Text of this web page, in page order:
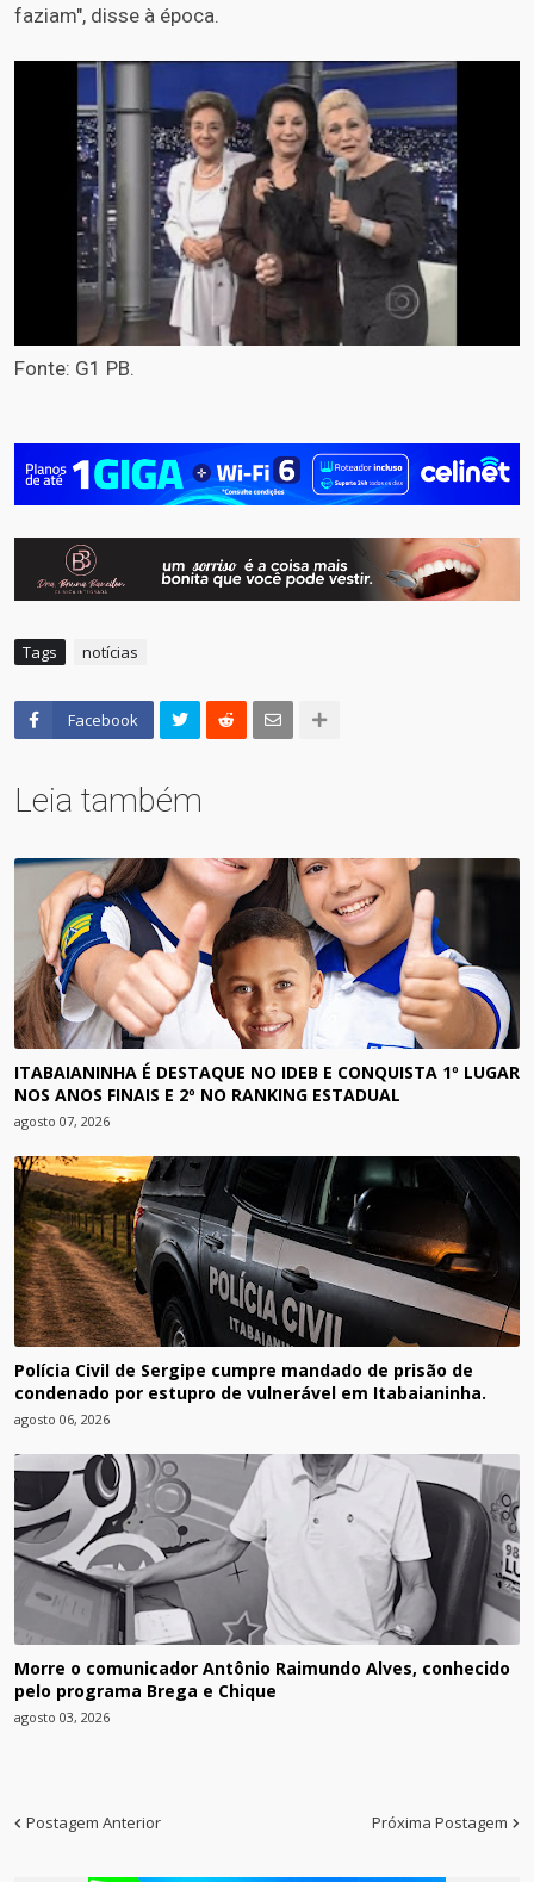
faziam", disse à época.
Fonte: G1 PB.
Tags notícias
Facebook
Leia também
ITABAIANINHA É DESTAQUE NO IDEB E CONQUISTA 1º LUGAR
NOS ANOS FINAIS E 2º NO RANKING ESTADUAL
agosto 07, 2026
Polícia Civil de Sergipe cumpre mandado de prisão de
condenado por estupro de vulnerável em Itabaianinha.
agosto 06, 2026
Morre o comunicador Antônio Raimundo Alves, conhecido
pelo programa Brega e Chique
agosto 03, 2026
Postagem Anterior Próxima Postagem